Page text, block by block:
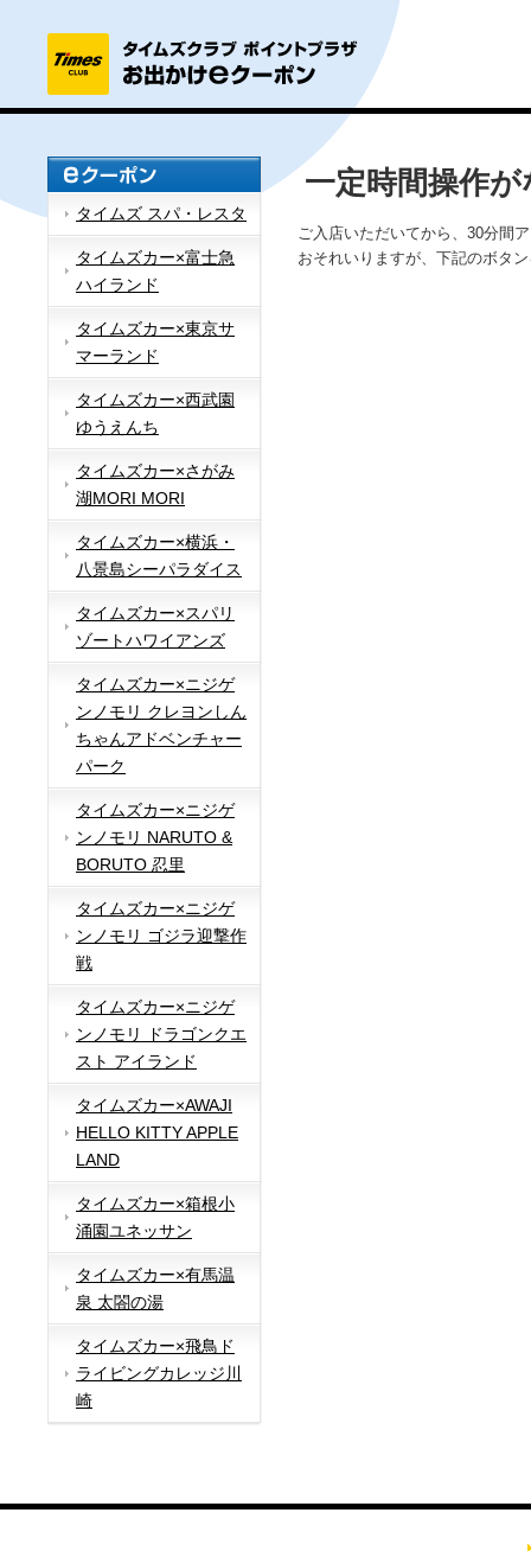
タイムズ スパ・レスタ
タイムズカー×富士急
ハイランド
タイムズカー×東京サ
マーランド
タイムズカー×西武園
ゆうえんち
タイムズカー×さがみ
湖MORI MORI
タイムズカー×横浜・
八景島シーパラダイス
タイムズカー×スパリ
ゾートハワイアンズ
タイムズカー×ニジゲ
ンノモリ クレヨンしん
ちゃんアドベンチャー
パーク
タイムズカー×ニジゲ
ンノモリ NARUTO &
BORUTO 忍里
タイムズカー×ニジゲ
ンノモリ ゴジラ迎撃作
戦
タイムズカー×ニジゲ
ンノモリ ドラゴンクエ
スト アイランド
タイムズカー×AWAJI
HELLO KITTY APPLE
LAND
タイムズカー×箱根小
涌園ユネッサン
タイムズカー×有馬温
泉 太閤の湯
タイムズカー×飛鳥ド
ライビングカレッジ川
崎
一定時間操作
ご入店いただいてから、30分間
おそれいりますが、下記のボタ